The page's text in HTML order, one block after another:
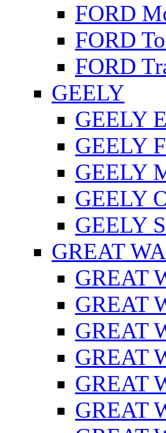
FORD
FORD
FORD
GEELY
GEELY
GEELY
GEELY
GEELY
GEELY
GREAT
GREAT
GREAT
GREAT
GREAT
GREAT
GREAT